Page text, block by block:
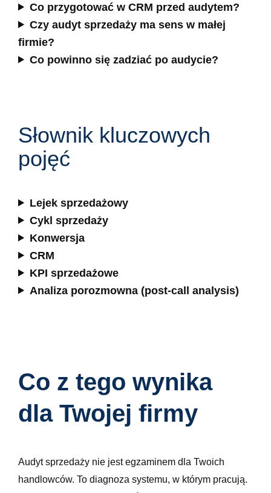
Co przygotować w CRM przed audytem?
Czy audyt sprzedaży ma sens w małej
firmie?
Co powinno się zadziać po audycie?
Słownik kluczowych
pojęć
Lejek sprzedażowy
Cykl sprzedaży
Konwersja
CRM
KPI sprzedażowe
Analiza porozmowna (post-call analysis)
Co z tego wynika
dla Twojej firmy
Audyt sprzedaży nie jest egzaminem dla Twoich
handlowców. To diagnoza systemu, w którym pracują.